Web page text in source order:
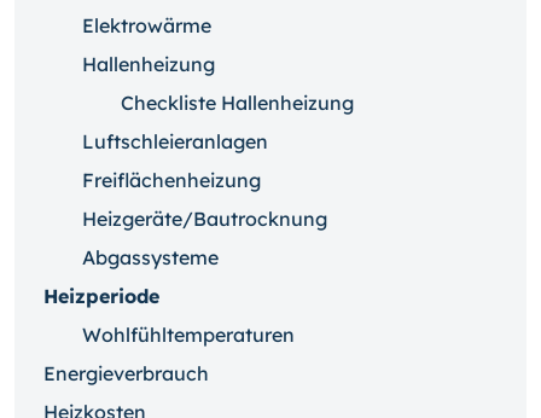
Elektrowärme
Hallenheizung
Checkliste Hallenheizung
Luftschleieranlagen
Freiflächenheizung
Heizgeräte/Bautrocknung
Abgassysteme
Heizperiode
Wohlfühltemperaturen
Energieverbrauch
Heizkosten